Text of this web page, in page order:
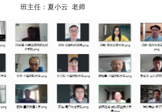
班主任：夏小云 老师